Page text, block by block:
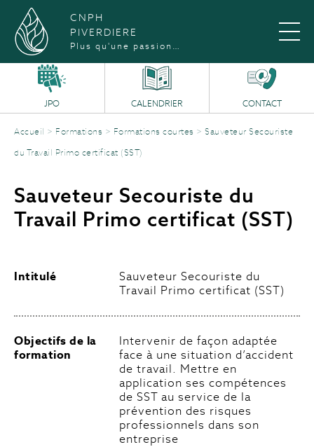
CNPH
PIVERDIERE
Plus qu'une passion…
JPO CALENDRIER CONTACT
Accueil > Formations > Formations courtes > Sauveteur Secouriste
du Travail Primo certificat (SST)
Sauveteur Secouriste du
Travail Primo certificat (SST)
Intitulé
Sauveteur Secouriste du
Travail Primo certificat (SST)
Objectifs de la
formation
Intervenir de façon adaptée
face à une situation d’accident
de travail. Mettre en
application ses compétences
de SST au service de la
prévention des risques
professionnels dans son
entreprise